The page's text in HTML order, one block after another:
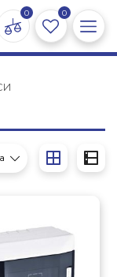
0 0